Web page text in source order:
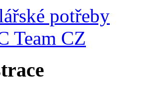
potřeby
Team CZ